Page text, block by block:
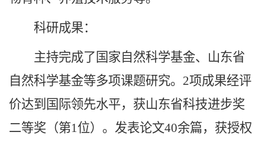
科研成果：
主持完成了国家自然科学基金、山东省
自然科学基金等多项课题研究。2项成果经评
价达到国际领先水平，获山东省科技进步奖
二等奖（第1位）。发表论文40余篇，获授权